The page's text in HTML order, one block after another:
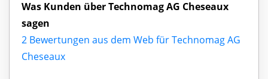
Was Kunden über Technomag AG Cheseaux
sagen
2 Bewertungen aus dem Web für Technomag AG
Cheseaux